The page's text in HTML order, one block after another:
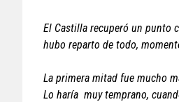
El Castilla recuperó un punto
hubo reparto de todo,
La primera mitad fue mucho
Lo haría muy temprano,